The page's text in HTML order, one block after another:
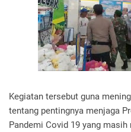
Kegiatan tersebut guna
tentang pentingnya menjaga
Pandemi Covid 19 yang